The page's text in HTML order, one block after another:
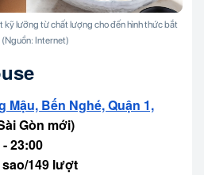
kỹ lưỡng từ chất lượng cho đến hình thức bắt
Internet)
Mậu, Bến Nghé, Quận 1,
Gòn mới)
23:00
149 lượt